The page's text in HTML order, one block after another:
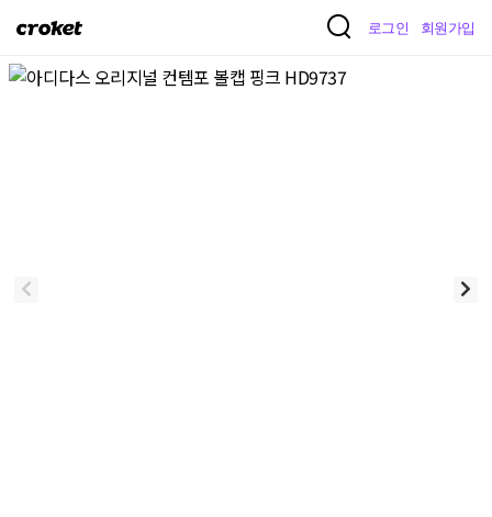
크
켓
로그인 회원가입